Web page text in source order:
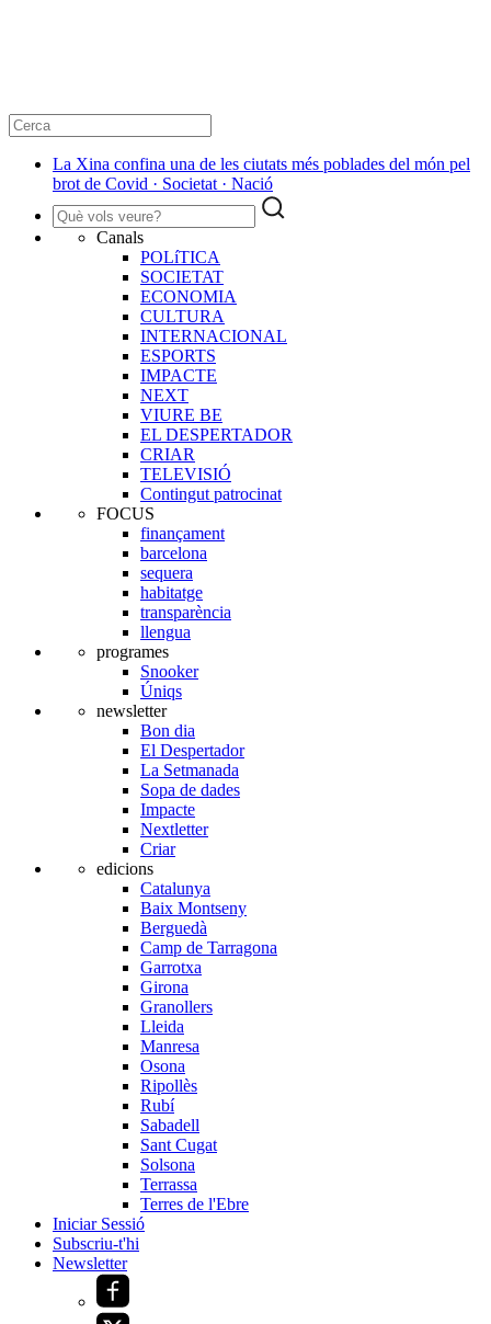
La Xina confina una de les ciutats més poblades del món pel
brot de Covid · Societat · Nació
Canals
POLíTICA
SOCIETAT
ECONOMIA
CULTURA
INTERNACIONAL
ESPORTS
IMPACTE
NEXT
VIURE BE
EL DESPERTADOR
CRIAR
TELEVISIÓ
Contingut patrocinat
FOCUS
finançament
barcelona
sequera
habitatge
transparència
llengua
programes
Snooker
Úniqs
newsletter
Bon dia
El Despertador
La Setmanada
Sopa de dades
Impacte
Nextletter
Criar
edicions
Catalunya
Baix Montseny
Berguedà
Camp de Tarragona
Garrotxa
Girona
Granollers
Lleida
Manresa
Osona
Ripollès
Rubí
Sabadell
Sant Cugat
Solsona
Terrassa
Terres de l'Ebre
Iniciar Sessió
Subscriu-t'hi
Newsletter